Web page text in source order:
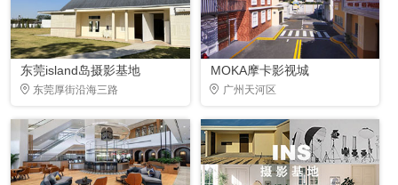
东莞island岛摄影基地
东莞厚街沿海三路
MOKA摩卡影视城
广州天河区